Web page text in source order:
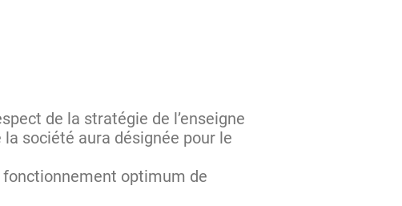
de la stratégie de l’enseigne
société aura désignée pour le
fonctionnement optimum de